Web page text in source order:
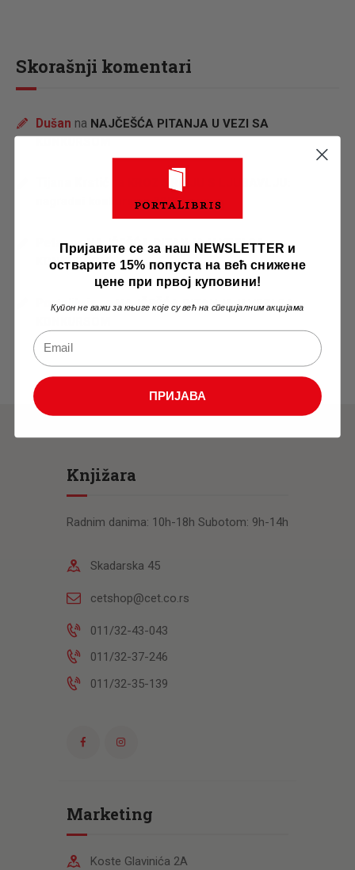
Skorašnji komentari
Dušan na NAJČEŠĆA PITANJA U VEZI SA
KROZ SRBIJU S LJUBAVLJU:
nagradni konkurs za 2026. g…
PetarnaNAJČEŠĆA PITANJA U VEZI SA
KONKURSOM
PortalibrisnaNAJČEŠĆA PITANJA U VEZI SA
Knjižara
Radnim danima: 10h-18h Subotom: 9h-14h
Skadarska 45
cetshop@cet.co.rs
011/32-43-043
011/32-37-246
011/32-35-139
Marketing
Koste Glavinića 2A
Пријавите се за наш NEWSLETTER и
остварите 15% попуста на већ снижене
цене при првој куповини!
Купон не важи за књиге које су већ на специјалним акцијама
ПРИЈАВА